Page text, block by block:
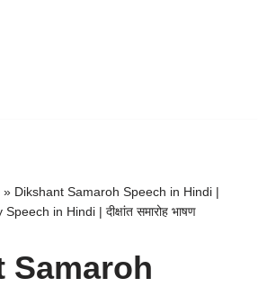
» Dikshant Samaroh Speech in Hindi |
in Hindi | दीक्षांत समारोह भाषण
Samaroh